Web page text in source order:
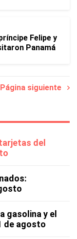
Felipe y
Panamá
Página siguiente
del
gasolina y el
de agosto